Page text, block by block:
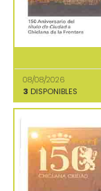
08/08/2026
3 DISPONIBLES